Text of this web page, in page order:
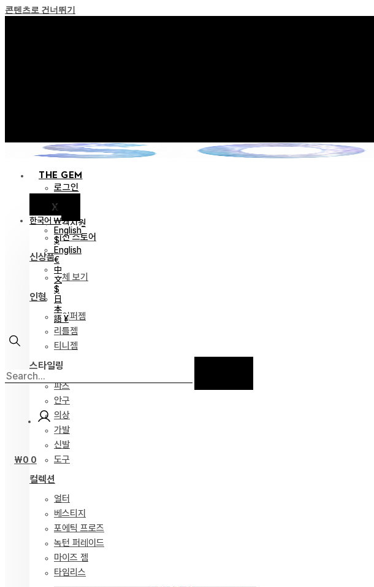
콘텐츠로 건너뛰기
THE GEM
로그인
X공지
고객지원
이전 스토어
신상품
전체 보기
인형
하이퍼젬
리틀젬
티니젬
스타일링
파츠
안구
의상
가발
신발
도구
컬렉션
얼터
베스티지
포에틱 프로즈
녹턴 퍼레이드
마이즈 젬
타임리스
한국어 ￦
English
$
English
€
中
文
$
日
本
語 ¥
₩0 0